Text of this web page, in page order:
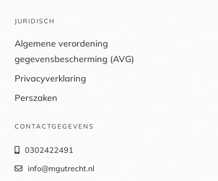
JURIDISCH
Algemene verordening
gegevensbescherming (AVG)
Privacyverklaring
Perszaken
CONTACTGEGEVENS
0302422491
info@mgutrecht.nl